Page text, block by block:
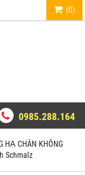
(0)
0985.288.164
HẠ CHÂN KHÔNG
Schmalz